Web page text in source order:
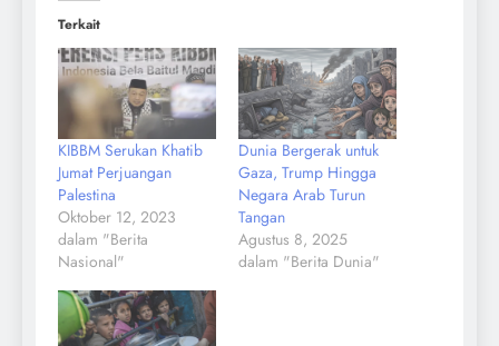
Terkait
KIBBM Serukan Khatib
Jumat Perjuangan
Palestina
Oktober 12, 2023
dalam "Berita
Nasional"
Dunia Bergerak untuk
Gaza, Trump Hingga
Negara Arab Turun
Tangan
Agustus 8, 2025
dalam "Berita Dunia"